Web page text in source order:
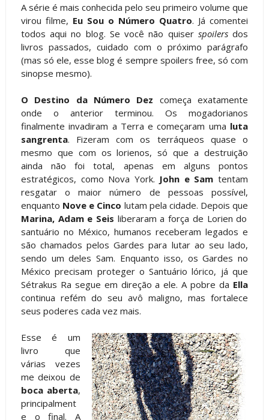
A série é mais conhecida pelo seu primeiro volume que
virou filme, Eu Sou o Número Quatro. Já comentei
todos aqui no blog. Se você não quiser spoilersdos
livros passados, cuidado com o próximo parágrafo
(mas só ele, esse blog é sempre spoilers free, só com
sinopse mesmo).
O Destino da Número Dez começa exatamente
onde o anterior terminou. Os mogadorianos
finalmente invadiram a Terra e começaram uma luta
sangrenta. Fizeram com os terráqueos quase o
mesmo que com os lorienos, só que a destruição
ainda não foi total, apenas em alguns pontos
estratégicos, como Nova York. John e Sam tentam
resgatar o maior número de pessoas possível,
enquanto Nove e Cinco lutam pela cidade. Depois que
Marina, Adam e Seis liberaram a força de Lorien do
santuário no México, humanos receberam legados e
são chamados pelos Gardes para lutar ao seu lado,
sendo um deles Sam. Enquanto isso, os Gardes no
México precisam proteger o Santuário lórico, já que
Sétrakus Ra segue em direção a ele. A pobre da Ella
continua refém do seu avô maligno, mas fortalece
seus poderes cada vez mais.
Esse é um
livro que
várias vezes
me deixou de
boca aberta,
principalment
e o final. A